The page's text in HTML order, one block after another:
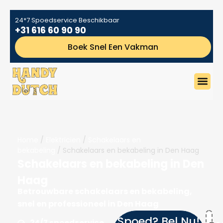
24*7 Spoedservice Beschikbaar
+31 616 60 90 90
Boek Snel Een Vakman
/ /
/ Schakelaars en bekabeling in Den Haag